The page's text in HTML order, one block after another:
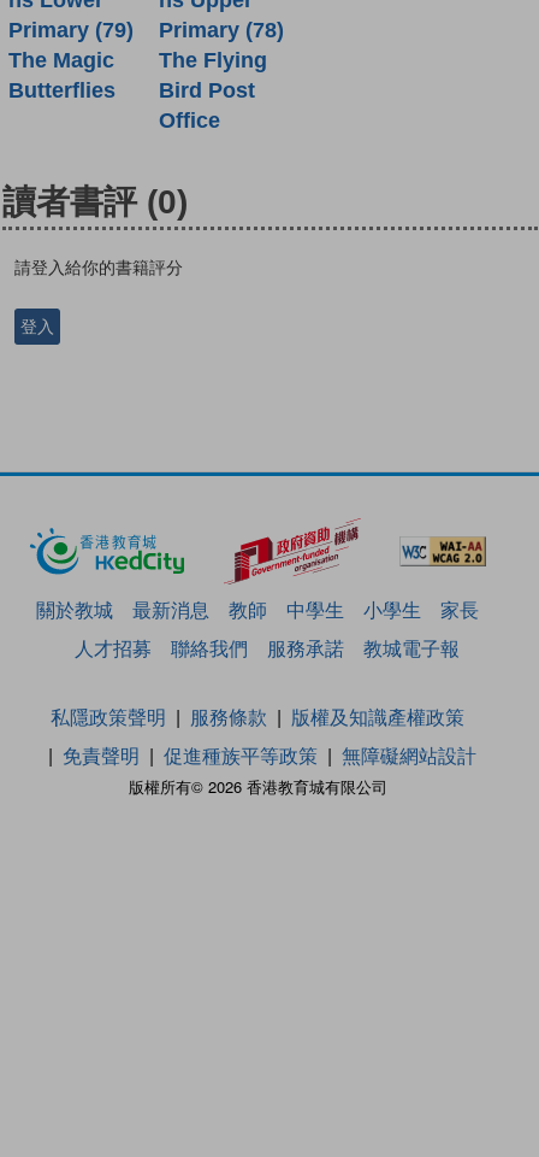
Primary (79)
The Magic
Butterflies
Primary (78)
The Flying
Bird Post
Office
讀者書評 (0)
請登入給你的書籍評分
登入
關於教城 最新消息 教師 中學生 小學生
家長
人才招募
聯絡我們 服務承諾 教城電子報
版權所有© 2026 香港教育城有限公司
私隱政策聲明 服務條款
版權及知識產權政策
免責聲明
促進種族平等政策 無障礙網站設計